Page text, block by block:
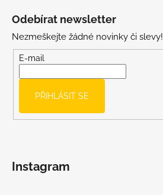
Odebírat newsletter
Nezmeškejte žádné novinky či slevy!
E-mail
PŘIHLÁSIT SE
Instagram